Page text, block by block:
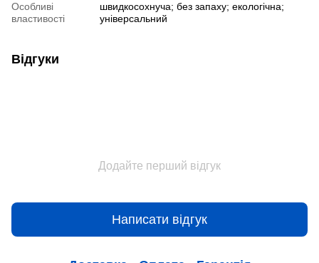
Особливі
властивості
швидкосохнуча; без запаху; екологічна;
універсальний
Відгуки
Додайте перший відгук
Написати відгук